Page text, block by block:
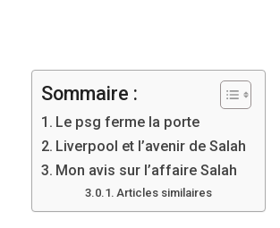
Sommaire :
Le psg ferme la porte
Liverpool et l’avenir de Salah
Mon avis sur l’affaire Salah
Articles similaires